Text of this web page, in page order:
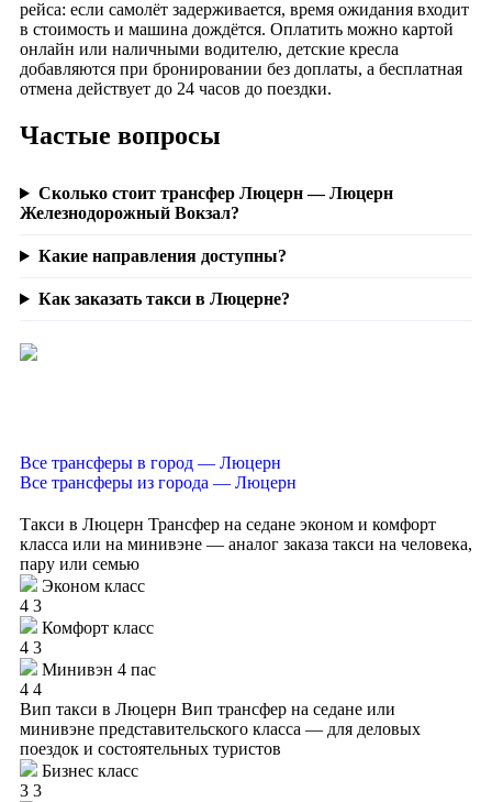
рейса: если самолёт задерживается, время ожидания входит
в стоимость и машина дождётся. Оплатить можно картой
онлайн или наличными водителю, детские кресла
добавляются при бронировании без доплаты, а бесплатная
отмена действует до 24 часов до поездки.
Частые вопросы
Сколько стоит трансфер Люцерн — Люцерн
Железнодорожный Вокзал?
Какие направления доступны?
Как заказать такси в Люцерне?
Все трансферы в город — Люцерн
Все трансферы из города — Люцерн
Такси в Люцерн Трансфер на седане эконом и комфорт
класса или на минивэне — аналог заказа такси на человека,
пару или семью
Эконом класс
4 3
Комфорт класс
4 3
Минивэн 4 пас
4 4
Вип такси в Люцерн Вип трансфер на седане или
минивэне представительского класса — для деловых
поездок и состоятельных туристов
Бизнес класс
3 3